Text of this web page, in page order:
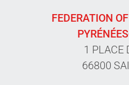
FEDERATION
1 PLACE
66800